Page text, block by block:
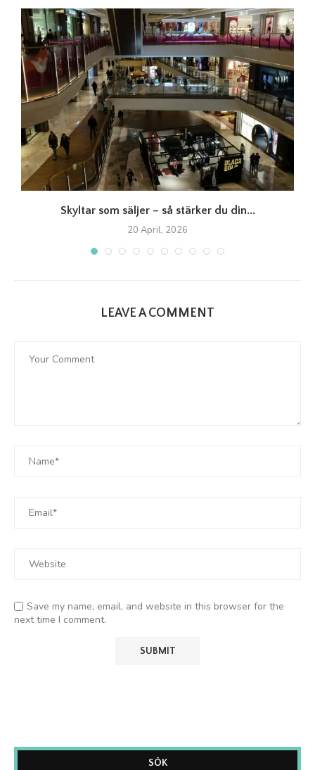
Skyltar som säljer – så stärker du din...
20 April, 2026
LEAVE A COMMENT
Save my name, email, and website in this browser for the
next time I comment.
SÖK